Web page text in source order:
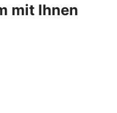
mit Ihnen